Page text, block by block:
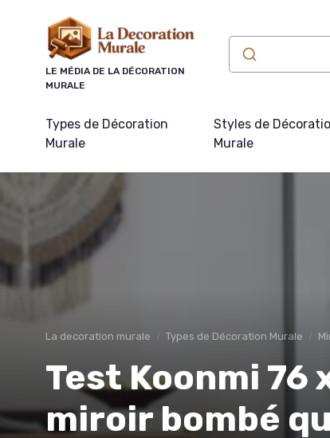
LE MÉDIA DE LA DÉCORATION
MURALE
Types de Décoration
Murale
Styles de
Murale
La decoration murale Types de Décoration Murale
Test Koonmi 76
miroir bombé